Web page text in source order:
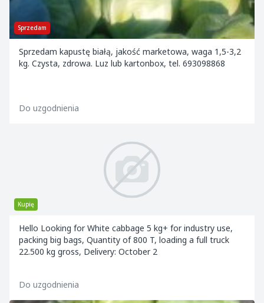
Sprzedam
Sprzedam kapustę białą, jakość marketowa, waga 1,5-3,2
kg. Czysta, zdrowa. Luz lub kartonbox, tel. 693098868
Do uzgodnienia
Kupię
Hello Looking for White cabbage 5 kg+ for industry use,
packing big bags, Quantity of 800 T, loading a full truck
22.500 kg gross, Delivery: October 2
Do uzgodnienia